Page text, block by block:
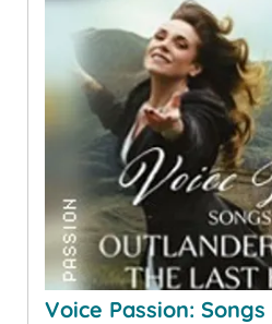
Voice Passion: